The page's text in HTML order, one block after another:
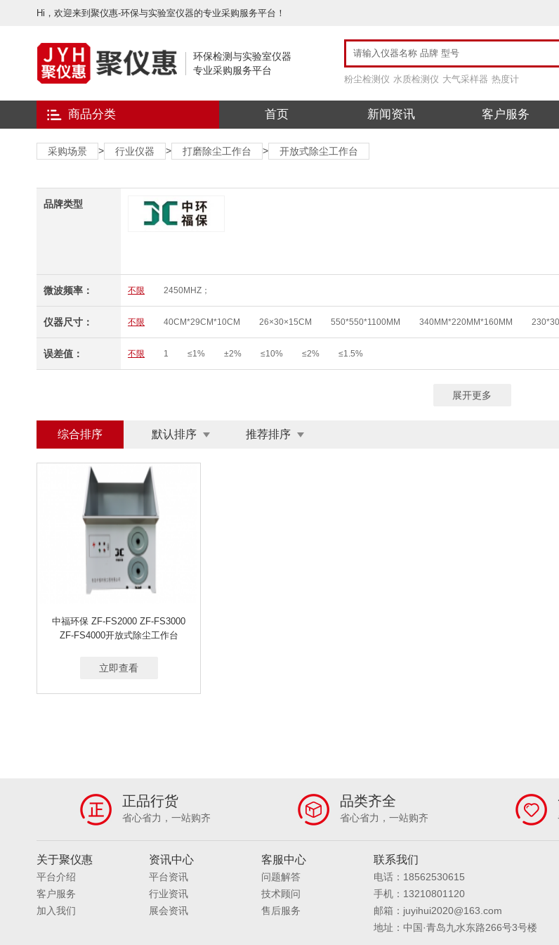
Hi，欢迎来到聚仪惠-环保与实验室仪器的专业采购服务平台！
环保检测与实验室仪器
专业采购服务平台
粉尘检测仪 水质检测仪 大气采样器 热度计
商品分类 首页 新闻资讯 客户服务
采购场景 > 行业仪器 > 打磨除尘工作台 > 开放式除尘工作台
品牌类型
微波频率： 不限 2450MHZ；
仪器尺寸： 不限 40CM*29CM*10CM 26×30×15CM 550*550*1100MM 340MM*220MM*160MM
误差值： 不限 1 ≤1% ±2% ≤10% ≤2% ≤1.5%
展开更多
综合排序 默认排序 推荐排序
中福环保 ZF-FS2000 ZF-FS3000
ZF-FS4000开放式除尘工作台
立即查看
正品行货
省心省力，一站购齐
品类齐全
省心省力，一站购齐
关于聚仪惠
平台介绍
客户服务
加入我们
资讯中心
平台资讯
行业资讯
展会资讯
客服中心
问题解答
技术顾问
售后服务
联系我们
电话：18562530615
手机：13210801120
邮箱：juyihui2020@163.com
地址：中国·青岛九水东路266号3号楼